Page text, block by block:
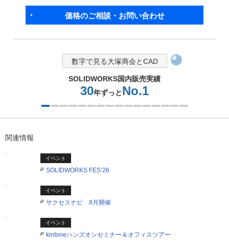
価格のご相談・お問い合わせ
数字で見る大塚商会とCAD
SOLIDWORKS国内販売実績
30年ずっとNo.1
関連情報
イベント
SOLIDWORKS FES’26
イベント
サクセスナビ 8月開催
イベント
kintoneハンズオンセミナー＆オフィスツアー